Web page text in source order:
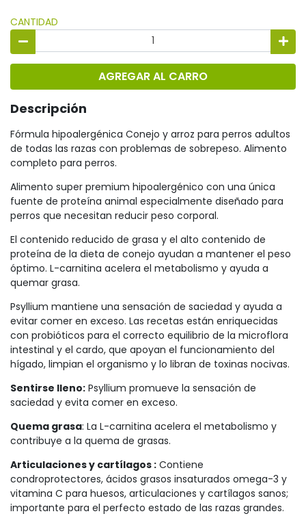
CANTIDAD
AGREGAR AL CARRO
Descripción
Fórmula hipoalergénica Conejo y arroz para perros adultos
de todas las razas con problemas de sobrepeso. Alimento
completo para perros.
Alimento super premium hipoalergénico con una única
fuente de proteína animal especialmente diseñado para
perros que necesitan reducir peso corporal.
El contenido reducido de grasa y el alto contenido de
proteína de la dieta de conejo ayudan a mantener el peso
óptimo. L-carnitina acelera el metabolismo y ayuda a
quemar grasa.
Psyllium mantiene una sensación de saciedad y ayuda a
evitar comer en exceso. Las recetas están enriquecidas
con probióticos para el correcto equilibrio de la microflora
intestinal y el cardo, que apoyan el funcionamiento del
hígado, limpian el organismo y lo libran de toxinas nocivas.
Sentirse lleno: Psyllium promueve la sensación de
saciedad y evita comer en exceso.
Quema grasa: La L-carnitina acelera el metabolismo y
contribuye a la quema de grasas.
Articulaciones y cartílagos : Contiene
condroprotectores, ácidos grasos insaturados omega-3 y
vitamina C para huesos, articulaciones y cartílagos sanos;
importante para el perfecto estado de las razas grandes.